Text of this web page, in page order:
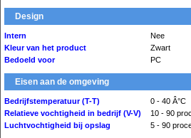
Design
Intern
Nee
Kleur van het product
Zwart
Bedoeld voor
PC
Eisen aan de omgeving
Bedrijfstemperatuur (T-T)
0 - 40 Â°C
Relatieve vochtigheid in bedrijf (V-V)
10 - 90
Luchtvochtigheid bij opslag
5 - 90